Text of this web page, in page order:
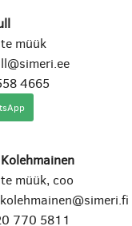
müük
4665
müük, coo
770 5811